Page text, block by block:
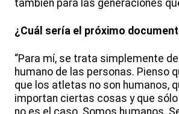
también para las generaciones
¿Cuál sería el próximo
“Para mí, se trata simplemente
humano de las personas. Pienso
que los atletas no son humanos,
importan ciertas cosas y que